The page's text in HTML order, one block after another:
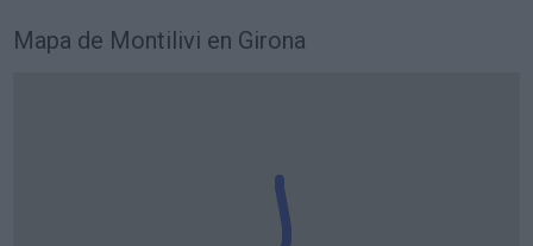
Mapa de Montilivi en Girona